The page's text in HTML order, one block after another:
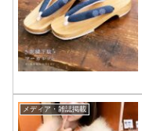
メディア・雑誌掲載